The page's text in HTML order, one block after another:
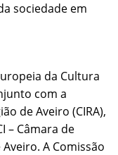
sociedade em
da Cultura
com a
de Aveiro (CIRA),
– Câmara de
A Comissão